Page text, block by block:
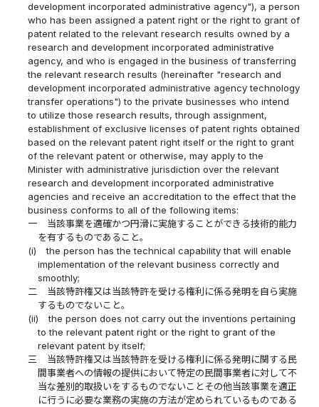
development incorporated administrative agency"), a person
who has been assigned a patent right or the right to grant of
patent related to the relevant research results owned by a
research and development incorporated administrative
agency, and who is engaged in the business of transferring
the relevant research results (hereinafter "research and
development incorporated administrative agency technology
transfer operations") to the private businesses who intend
to utilize those research results, through assignment,
establishment of exclusive licenses of patent rights obtained
based on the relevant patent right itself or the right to grant
of the relevant patent or otherwise, may apply to the
Minister with administrative jurisdiction over the relevant
research and development incorporated administrative
agencies and receive an accreditation to the effect that the
business conforms to all of the following items:
一
当該事業を適確かつ円滑に実施することができる技術的能力
を有するものであること。
(i)
the person has the technical capability that will enable
implementation of the relevant business correctly and
smoothly;
二
当該特許権又は当該特許を受ける権利に係る発明を自ら実施
するものでないこと。
(ii)
the person does not carry out the inventions pertaining
to the relevant patent right or the right to grant of the
relevant patent by itself;
三
当該特許権又は当該特許を受ける権利に係る発明に関する民
間事業者への情報の提供において特定の民間事業者に対して不
当な差別的取扱いをするものでないことその他当該事業を適正
に行うに必要な業務の実施の方法が定められているものである